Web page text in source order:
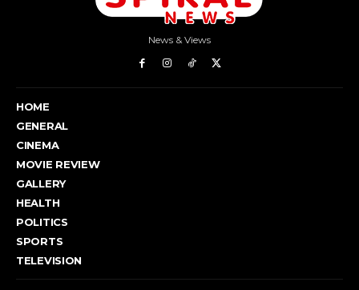
News & Views
HOME
GENERAL
CINEMA
MOVIE REVIEW
GALLERY
HEALTH
POLITICS
SPORTS
TELEVISION